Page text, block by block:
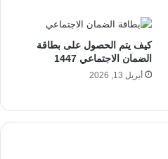
كيف يتم الحصول على بطاقة
الضمان الاجتماعي 1447
أبريل 13, 2026